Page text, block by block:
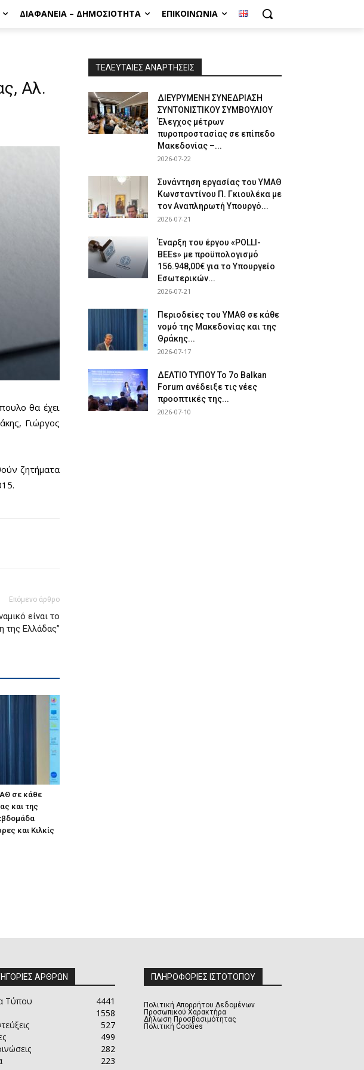
ΔΙΑΦΆΝΕΙΑ – ΔΗΜΟΣΙΌΤΗΤΑ ΕΠΙΚΟΙΝΩΝΊΑ
Αλ.
θα έχει
Γιώργος
ζητήματα
Επόμενο άρθρο
είναι το
της Ελλάδας”
σε κάθε
και της
και Κιλκίς
ΤΕΛΕΥΤΑΙΕΣ ΑΝΑΡΤΗΣΕΙΣ
ΔΙΕΥΡΥΜΕΝΗ ΣΥΝΕΔΡΙΑΣΗ
ΣΥΝΤΟΝΙΣΤΙΚΟΥ ΣΥΜΒΟΥΛΙΟΥ
Έλεγχος μέτρων
πυροπροστασίας σε επίπεδο
Μακεδονίας –...
2026-07-22
Συνάντηση εργασίας του ΥΜΑΘ
Κωνσταντίνου Π. Γκιουλέκα με
τον Αναπληρωτή Υπουργό...
2026-07-21
Έναρξη του έργου «POLLI-
BEEs» με προϋπολογισμό
156.948,00€ για το Υπουργείο
Εσωτερικών...
2026-07-21
Περιοδείες του ΥΜΑΘ σε κάθε
νομό της Μακεδονίας και της
Θράκης...
2026-07-17
ΔΕΛΤΙΟ ΤΥΠΟΥ Το 7ο Balkan
Forum ανέδειξε τις νέες
προοπτικές της...
2026-07-10
ΑΡΘΡΩΝ
Τύπου
4441
1558
527
499
282
223
ΠΛΗΡΟΦΟΡΙΕΣ ΙΣΤΟΤΟΠΟΥ
Πολιτική Απορρήτου Δεδομένων
Προσωπικού Χαρακτήρα
Δήλωση Προσβασιμότητας
Πολιτική Cookies